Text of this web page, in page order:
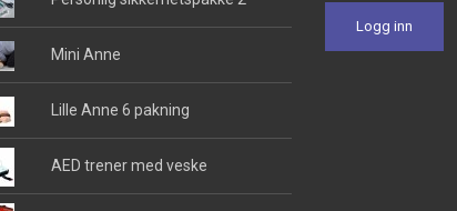
Mini Anne
Lille Anne 6 pakning
AED trener med veske